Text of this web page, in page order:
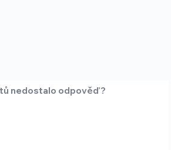
nedostalo odpověď?